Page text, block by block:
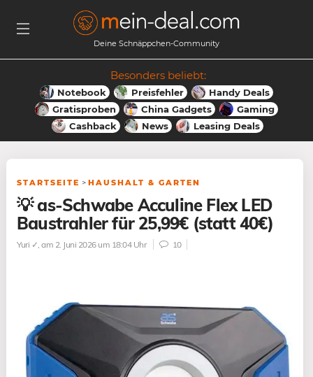
Deine Schnäppchen-Community
Besonders beliebt:
Notebook Preisfehler
Handy Deals
Gratisproben
China Gadgets
Gaming
Cashback
News Leasing Deals
STARTSEITE > HAUSHALT & GARTEN
💡 as-Schwabe Acculine Flex LED
Baustrahler für 25,99€ (statt 40€)
Yuri ✓, am 2. Juni 2026 um 18:04 Uhr 10